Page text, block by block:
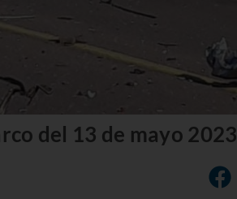
del 13 de mayo 2023